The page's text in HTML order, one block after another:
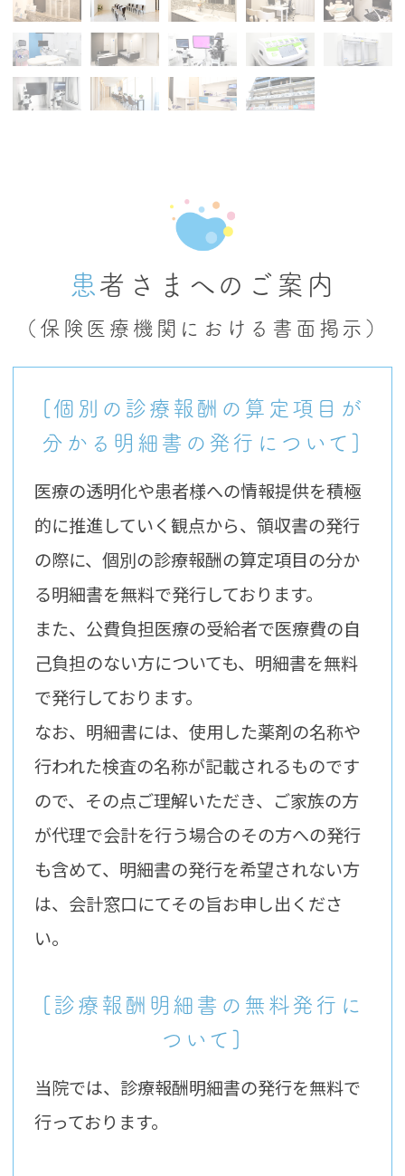
患者さまへのご案内
（保険医療機関における書面掲示）
[個別の診療報酬の算定項目が
分かる明細書の発行について]
医療の透明化や患者様への情報提供を積極
的に推進していく観点から、領収書の発行
の際に、個別の診療報酬の算定項目の分か
る明細書を無料で発行しております。
また、公費負担医療の受給者で医療費の自
己負担のない方についても、明細書を無料
で発行しております。
なお、明細書には、使用した薬剤の名称や
行われた検査の名称が記載されるものです
ので、その点ご理解いただき、ご家族の方
が代理で会計を行う場合のその方への発行
も含めて、明細書の発行を希望されない方
は、会計窓口にてその旨お申し出くださ
い。
[診療報酬明細書の無料発行に
ついて]
当院では、診療報酬明細書の発行を無料で
行っております。